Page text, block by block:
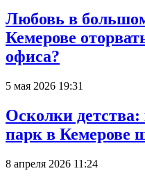
Любовь в
Кемерове
офиса?
5 мая 2026 19:31
Осколки
парк в Кемерове
8 апреля 2026 11:24